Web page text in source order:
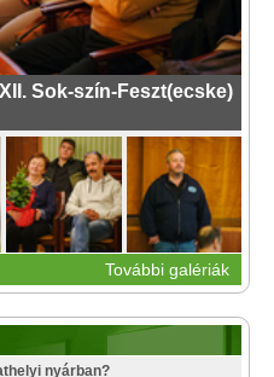
Sok-szín-Feszt(ecske)
További galériák
nyárban?